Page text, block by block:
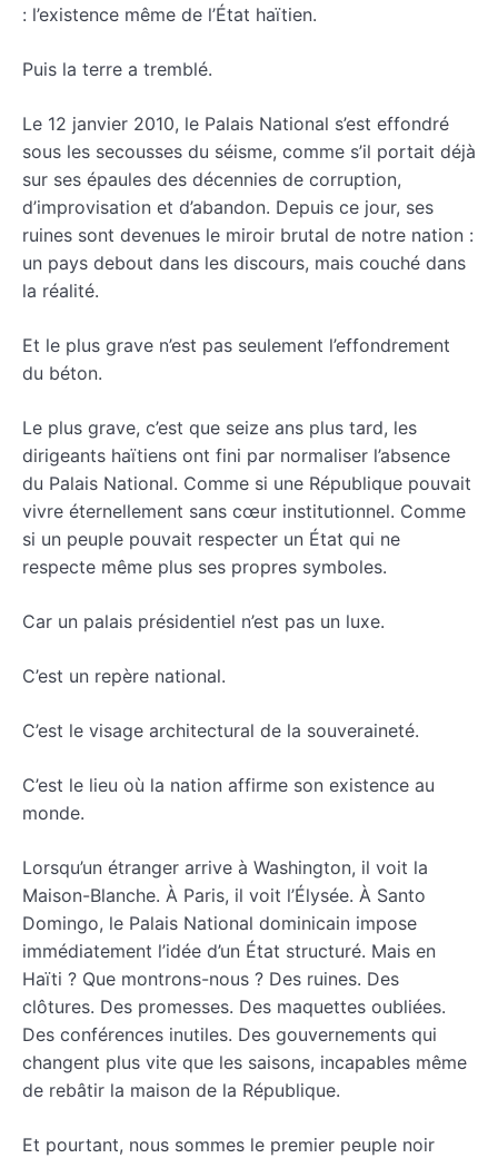
: l’existence même de l’État haïtien.
Puis la terre a tremblé.
Le 12 janvier 2010, le Palais National s’est effondré
sous les secousses du séisme, comme s’il portait déjà
sur ses épaules des décennies de corruption,
d’improvisation et d’abandon. Depuis ce jour, ses
ruines sont devenues le miroir brutal de notre nation :
un pays debout dans les discours, mais couché dans
la réalité.
Et le plus grave n’est pas seulement l’effondrement
du béton.
Le plus grave, c’est que seize ans plus tard, les
dirigeants haïtiens ont fini par normaliser l’absence
du Palais National. Comme si une République pouvait
vivre éternellement sans cœur institutionnel. Comme
si un peuple pouvait respecter un État qui ne
respecte même plus ses propres symboles.
Car un palais présidentiel n’est pas un luxe.
C’est un repère national.
C’est le visage architectural de la souveraineté.
C’est le lieu où la nation affirme son existence au
monde.
Lorsqu’un étranger arrive à Washington, il voit la
Maison-Blanche. À Paris, il voit l’Élysée. À Santo
Domingo, le Palais National dominicain impose
immédiatement l’idée d’un État structuré. Mais en
Haïti ? Que montrons-nous ? Des ruines. Des
clôtures. Des promesses. Des maquettes oubliées.
Des conférences inutiles. Des gouvernements qui
changent plus vite que les saisons, incapables même
de rebâtir la maison de la République.
Et pourtant, nous sommes le premier peuple noir